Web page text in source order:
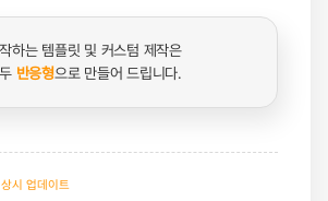
하는 템플릿 및 커스텀 제작은
반응형으로 만들어 드립니다.
상시 업데이트